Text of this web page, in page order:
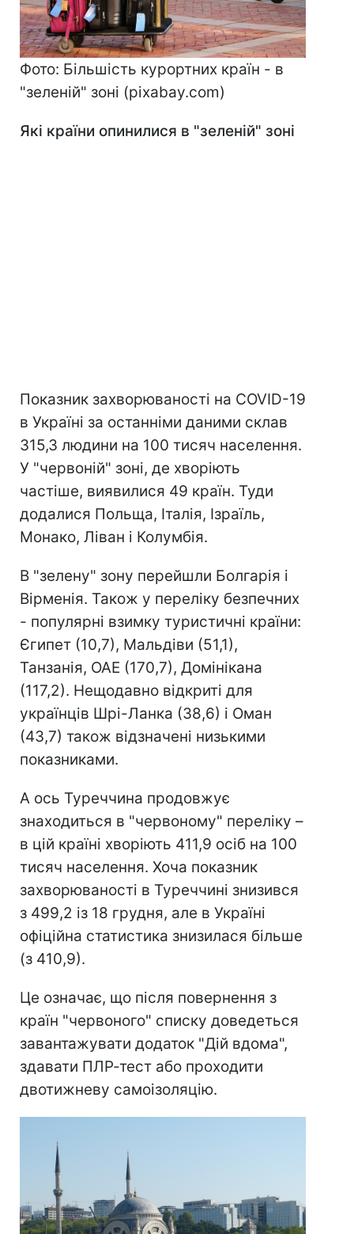
Фото: Більшість курортних країн - в
"зеленій" зоні (pixabay.com)
Які країни опинилися в "зеленій" зоні
Показник захворюваності на COVID-19
в Україні за останніми даними склав
315,3 людини на 100 тисяч населення.
У "червоній" зоні, де хворіють
частіше, виявилися 49 країн. Туди
додалися Польща, Італія, Ізраїль,
Монако, Ліван і Колумбія.
В "зелену" зону перейшли Болгарія і
Вірменія. Також у переліку безпечних
- популярні взимку туристичні країни:
Єгипет (10,7), Мальдіви (51,1),
Танзанія, ОАЕ (170,7), Домінікана
(117,2). Нещодавно відкриті для
українців Шрі-Ланка (38,6) і Оман
(43,7) також відзначені низькими
показниками.
А ось Туреччина продовжує
знаходиться в "червоному" переліку –
в цій країні хворіють 411,9 осіб на 100
тисяч населення. Хоча показник
захворюваності в Туреччині знизився
з 499,2 із 18 грудня, але в Україні
офіційна статистика знизилася більше
(з 410,9).
Це означає, що після повернення з
країн "червоного" списку доведеться
завантажувати додаток "Дій вдома",
здавати ПЛР-тест або проходити
двотижневу самоізоляцію.